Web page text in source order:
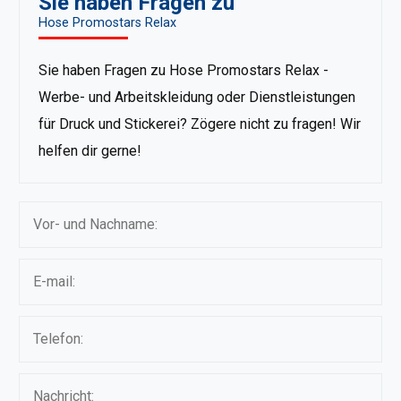
Hose Promostars Relax
Sie haben Fragen zu Hose Promostars Relax -
Werbe- und Arbeitskleidung oder Dienstleistungen
für Druck und Stickerei? Zögere nicht zu fragen! Wir
helfen dir gerne!